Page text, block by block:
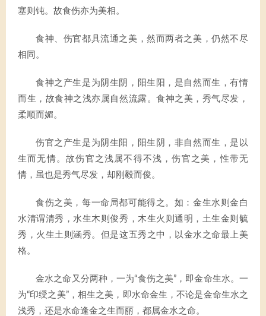
塞则钝。故食伤亦为美相。
食神、伤官都具流通之美，然而两者之美，仍然不尽
相同。
食神之产生是为阴生阴，阳生阳，是自然而生，有情
而生，故食神之浅亦属自然流露。食神之美，秀气尽发，
柔顺而媚。
伤官之产生是为阴生阳，阳生阴，非自然而生，是以
生而无情。故伤官之浅属不得不浅，伤官之美，性带无
情，虽也是秀气尽发，却刚毅而俊。
食伤之美，每一命局都可能得之。如：金生水则金白
水清谓清秀，水生木则俊秀，木生火则通明，土生金则毓
秀，火生土则涵秀。但是这五秀之中，以金水之命最上美
格。
金水之命又分两种，一为“食伤之美”，即金命生水。一
为“印绶之美”，相生之美，即水命金生，不论是金命生水之
浅秀，还是水命逢金之生而丽，都属金水之命。